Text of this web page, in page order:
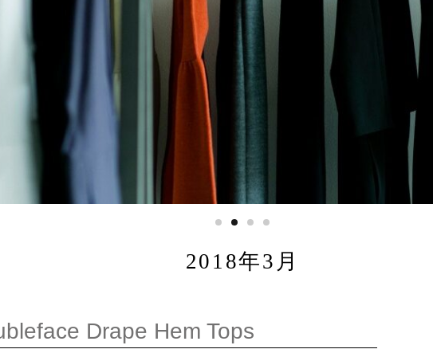
2018年3月
Drape Hem Tops